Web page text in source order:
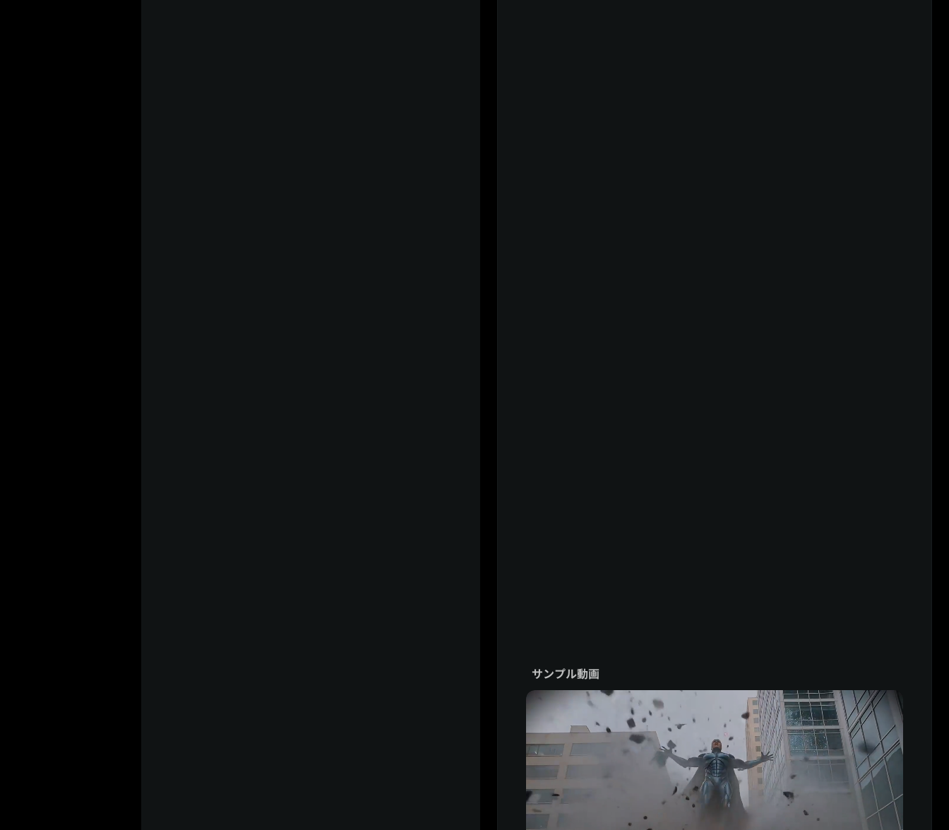
サンプル動画